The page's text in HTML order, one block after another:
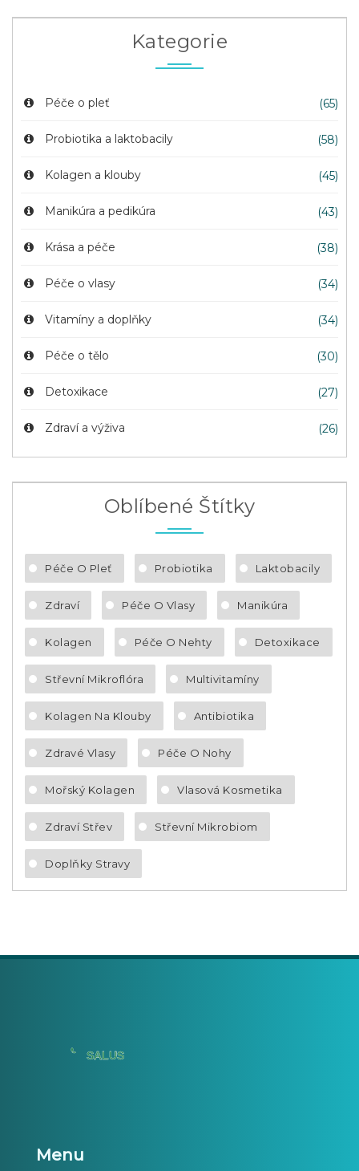
Kategorie
Péče o pleť (65)
Probiotika a laktobacily (58)
Kolagen a klouby (45)
Manikúra a pedikúra (43)
Krása a péče (38)
Péče o vlasy (34)
Vitamíny a doplňky (34)
Péče o tělo (30)
Detoxikace (27)
Zdraví a výživa (26)
Oblíbené Štítky
Péče O Pleť Probiotika Laktobacily
Zdraví Péče O Vlasy Manikúra
Kolagen Péče O Nehty Detoxikace
Střevní Mikroflóra Multivitamíny
Kolagen Na Klouby Antibiotika
Zdravé Vlasy Péče O Nohy
Mořský Kolagen Vlasová Kosmetika
Zdraví Střev Střevní Mikrobiom
Doplňky Stravy
Menu